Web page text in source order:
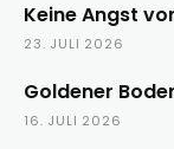
Keine Angst
23. JULI 2026
Goldener
16. JULI 2026